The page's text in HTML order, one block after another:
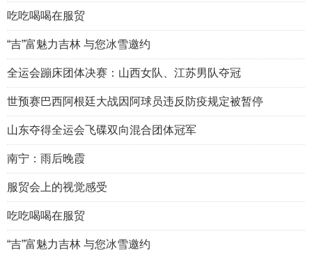
吃吃喝喝在服贸
“吉”富魅力吉林 与您冰雪邀约
全运会蹦床团体决赛：山西女队、江苏男队夺冠
世预赛巴西阿根廷大战因阿球员违反防疫规定被暂停
山东夺得全运会飞碟双向混合团体冠军
南宁：雨后晚霞
服贸会上的视觉感受
吃吃喝喝在服贸
“吉”富魅力吉林 与您冰雪邀约